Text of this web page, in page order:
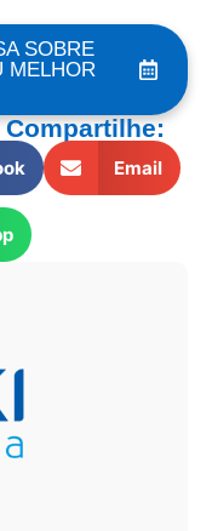
SOBRE
MELHOR
Email